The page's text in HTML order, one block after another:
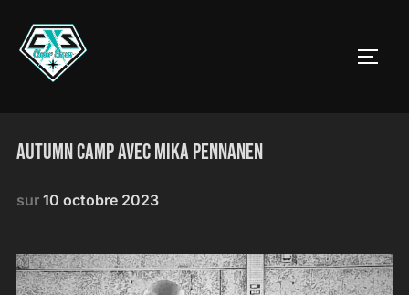
AUTUMN CAMP AVEC MIKA PENNANEN
sur 10 octobre 2023